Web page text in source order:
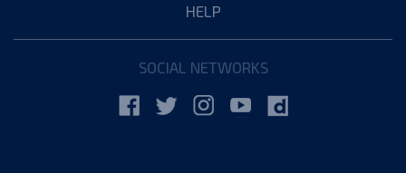
HELP
SOCIAL NETWORKS